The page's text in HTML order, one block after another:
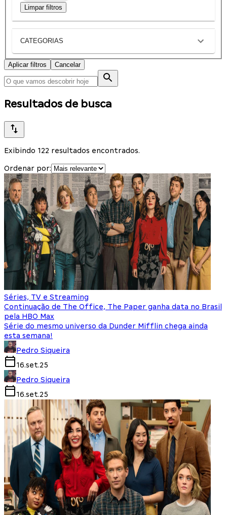
Limpar filtros
CATEGORIAS
Aplicar filtros Cancelar
Resultados de busca
Exibindo 122 resultados encontrados.
Ordenar por:
Séries, TV e Streaming
Continuação de The Office, The Paper ganha data no Brasil
pela HBO Max
Série do mesmo universo da Dunder Mifflin chega ainda
esta semana!
Pedro Siqueira
16.set.25
Pedro Siqueira
16.set.25